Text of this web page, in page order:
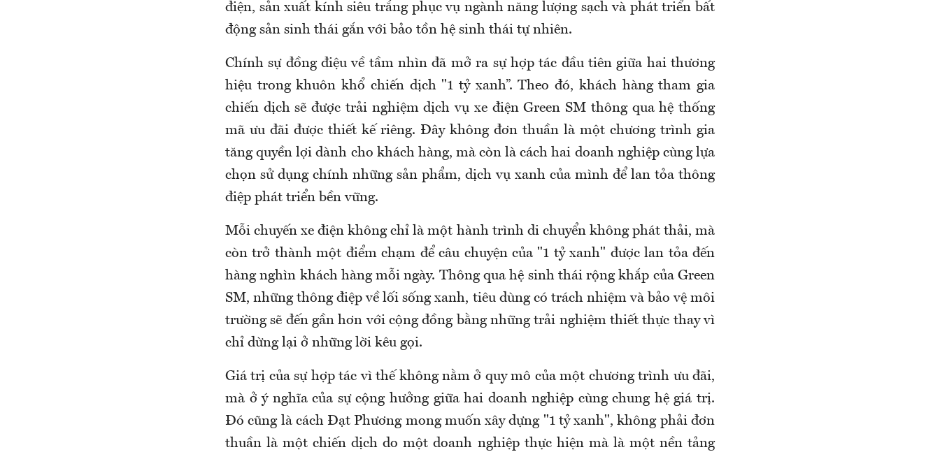
điện, sản xuất kính siêu trắng phục vụ ngành năng lượng sạch và phát triển bất
động sản sinh thái gắn với bảo tồn hệ sinh thái tự nhiên.
Chính sự đồng điệu về tầm nhìn đã mở ra sự hợp tác đầu tiên giữa hai thương
hiệu trong khuôn khổ chiến dịch "1 tỷ xanh”. Theo đó, khách hàng tham gia
chiến dịch sẽ được trải nghiệm dịch vụ xe điện Green SM thông qua hệ thống
mã ưu đãi được thiết kế riêng. Đây không đơn thuần là một chương trình gia
tăng quyền lợi dành cho khách hàng, mà còn là cách hai doanh nghiệp cùng lựa
chọn sử dụng chính những sản phẩm, dịch vụ xanh của mình để lan tỏa thông
điệp phát triển bền vững.
Mỗi chuyến xe điện không chỉ là một hành trình di chuyển không phát thải, mà
còn trở thành một điểm chạm để câu chuyện của "1 tỷ xanh" được lan tỏa đến
hàng nghìn khách hàng mỗi ngày. Thông qua hệ sinh thái rộng khắp của Green
SM, những thông điệp về lối sống xanh, tiêu dùng có trách nhiệm và bảo vệ môi
trường sẽ đến gần hơn với cộng đồng bằng những trải nghiệm thiết thực thay vì
chỉ dừng lại ở những lời kêu gọi.
Giá trị của sự hợp tác vì thế không nằm ở quy mô của một chương trình ưu đãi,
mà ở ý nghĩa của sự cộng hưởng giữa hai doanh nghiệp cùng chung hệ giá trị.
Đó cũng là cách Đạt Phương mong muốn xây dựng "1 tỷ xanh", không phải đơn
thuần là một chiến dịch do một doanh nghiệp thực hiện mà là một nền tảng